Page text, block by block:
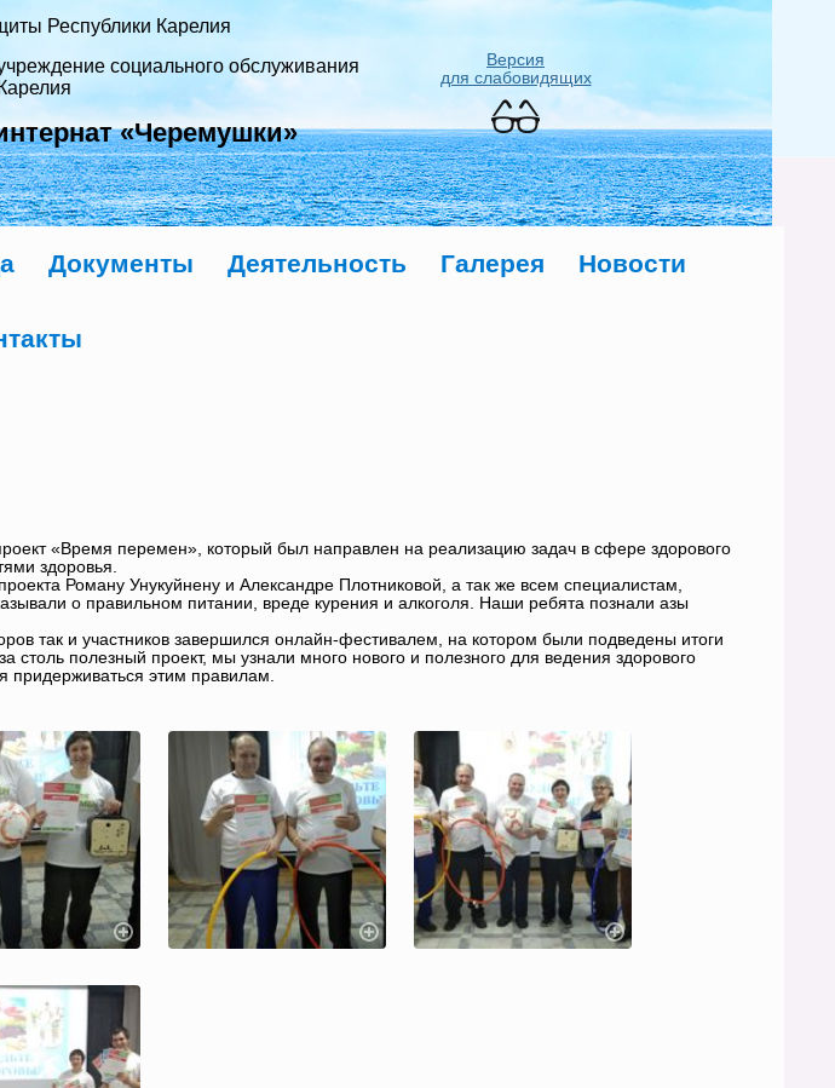
Республики Карелия
социального обслуживания
«Черемушки»
Версия
для слабовидящих
Документы Деятельность Галерея Новости
«Время перемен», который был направлен на реализацию задач в сфере здорового
здоровья.
Роману Унукуйнену и Александре Плотниковой, а так же всем специалистам,
о правильном питании, вреде курения и алкоголя. Наши ребята познали азы
так и участников завершился онлайн-фестивалем, на котором были подведены итоги
столь полезный проект, мы узнали много нового и полезного для ведения здорового
придерживаться этим правилам.